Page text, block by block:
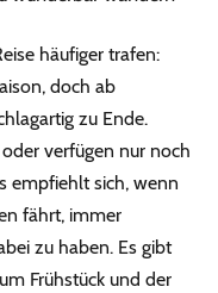
häufiger trafen:
doch ab
zu Ende.
verfügen nur noch
empfiehlt sich, wenn
fährt, immer
zu haben. Es gibt
Frühstück und der